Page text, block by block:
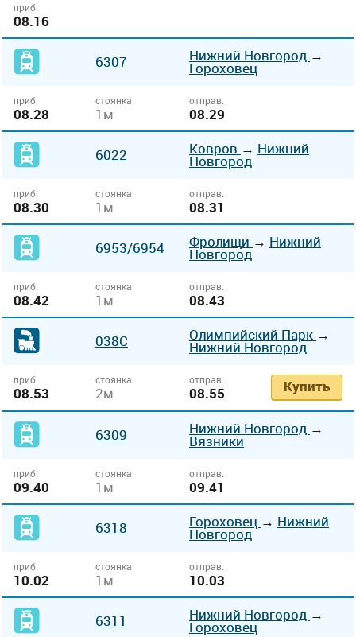
приб.
08.16
6307 Нижний Новгород →
Гороховец
приб.
08.28
стоянка
1м
отправ.
08.29
6022 Ковров → Нижний
Новгород
приб.
08.30
стоянка
1м
отправ.
08.31
6953/6954 Фролищи → Нижний
Новгород
приб.
08.42
стоянка
1м
отправ.
08.43
038С Олимпийский Парк →
Нижний Новгород
приб.
08.53
стоянка
2м
отправ.
08.55 Купить
6309 Нижний Новгород →
Вязники
приб.
09.40
стоянка
1м
отправ.
09.41
6318 Гороховец → Нижний
Новгород
приб.
10.02
стоянка
1м
отправ.
10.03
6311 Нижний Новгород →
Гороховец